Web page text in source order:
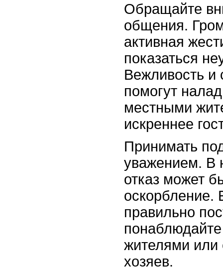
Обращайте
общения.
активная
показаться
Вежливость и
помогут
местными
искреннее
Принимать
уважением. В
отказ может
оскорбление.
правильно
жителями или
хозяев.